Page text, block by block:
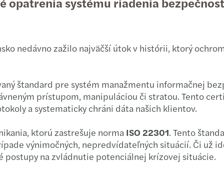
Už
nedávno zažilo najväčší útok v histórii, ktorý
štandard pre systém manažmentu informačnej
prístupom, manipuláciou či stratou. Tento
a systematicky chráni dáta našich klientov.
ktorú zastrešuje norma ISO 22301. Tento
výnimočných, nepredvídateľných situácií. Či už
na zvládnutie potenciálnej krízovej situácie.